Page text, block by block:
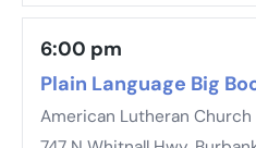
6:00 pm
Plain Language Big
American Lutheran